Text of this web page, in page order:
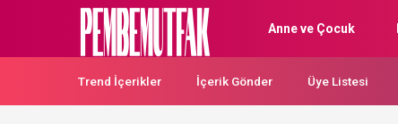
Anne ve Çocuk
Trend İçerikler İçerik Gönder Üye Listesi